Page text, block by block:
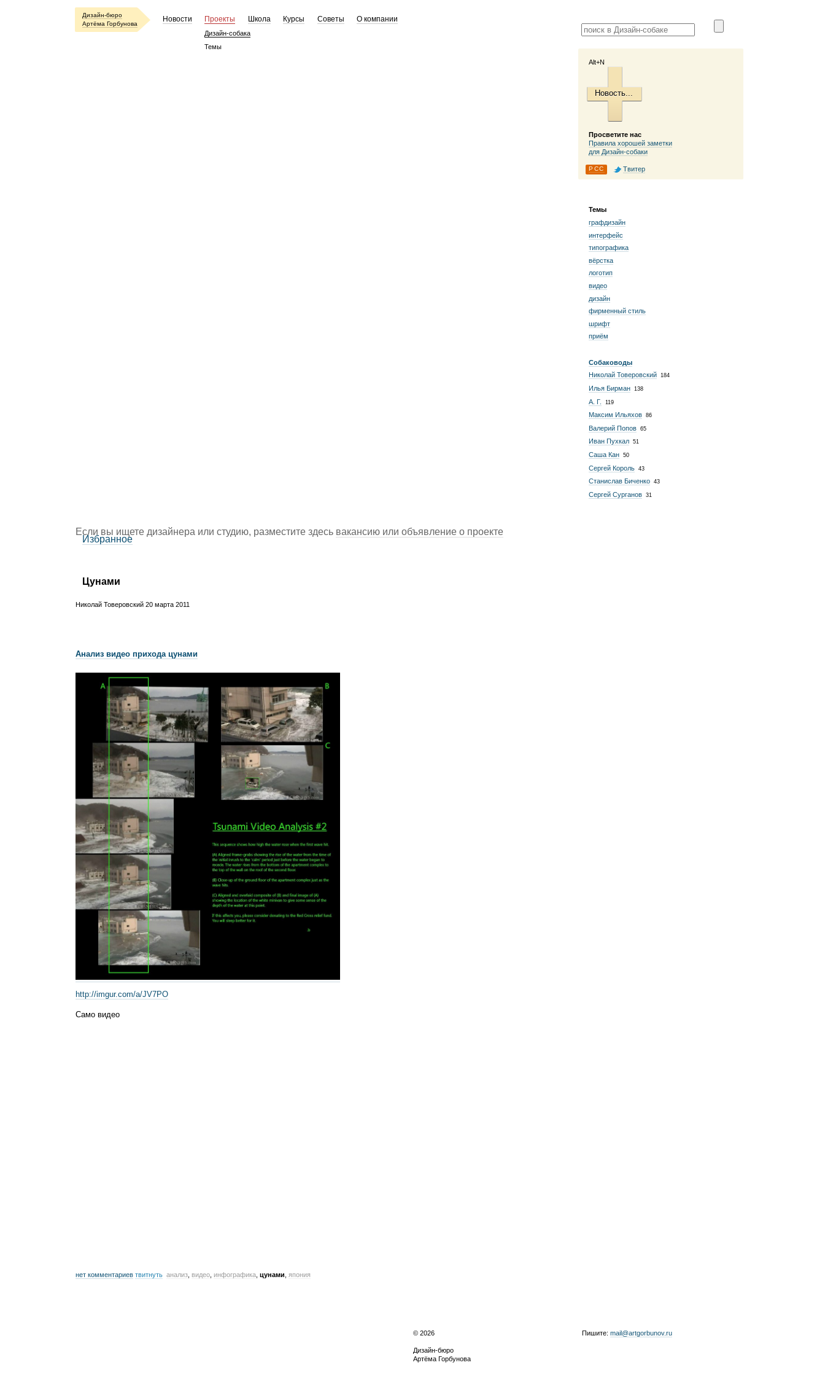
Дизайн-бюро
Артёма Горбунова
Новости Проекты
Дизайн-собака
Темы
Школа Курсы Советы О компании
Alt+N
Новость...
Просветите нас
Правила хорошей заметки
для Дизайн-собаки
РСС Твитер
Темы
графдизайн
интерфейс
типографика
вёрстка
логотип
видео
дизайн
фирменный стиль
шрифт
приём
Собаководы
Николай Товеровский
184
Илья Бирман 138
А. Г. 119
Максим Ильяхов 86
Валерий Попов 65
Иван Пухкал 51
Саша Кан 50
Сергей Король 43
Станислав Биченко 43
Сергей Сурганов 31
Если вы ищете дизайнера или студию, разместите здесь вакансию или объявление о проекте
Избранное
Цунами
Николай Товеровский 20 марта 2011
Анализ видео прихода цунами
http://imgur.com/a/JV7PO
Само видео
нет комментариев твитнуть анализ видео инфографика цунами япония
© 2026
Дизайн-бюро
Артёма Горбунова
Пишите: mail@artgorbunov.ru